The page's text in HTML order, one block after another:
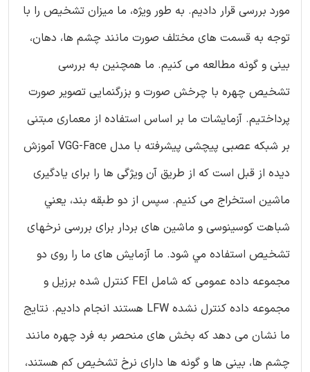
مورد بررسی قرار دادیم. به طور ویژه، ما میزان تشخیص را با
توجه به قسمت های مختلف صورت مانند چشم ها، دهان،
بینی و گونه مطالعه می کنیم. ما همچنین به بررسی
تشخیص چهره با چرخش صورت و بزرگنمایی تصویر صورت
پرداختیم. آزمایشات ما بر اساس استفاده از معماری مبتنی
بر شبکه عصبی پیچشی پیشرفته با مدل VGG-Face آموزش
دیده از قبل است که از طریق آن ویژگی ها را برای یادگیری
ماشین استخراج می کنیم. سپس از دو طبقه بند، يعني
شباهت کوسینوسی و ماشین های بردار برای بررسی نرخهای
تشخیص استفاده مي شود. ما آزمایش های ما را روی دو
مجموعه داده عمومی که شامل FEI کنترل شده برزیل و
مجموعه داده کنترل نشده LFW هستند انجام دادیم. نتایج
ما نشان می دهد که بخش های منحصر به فرد چهره مانند
چشم ها، بینی ها و گونه ها دارای نرخ تشخیص کم هستند،